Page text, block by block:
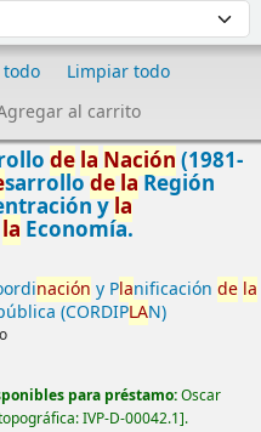
todo
Limpiar todo
al carrito
de la Nación (1981-
sarrollodelaRegión
yla
la Economía.
nación y Planificación de la
(CORDIPLAN)
para préstamo:Oscar
IVP-D-00042.1 .